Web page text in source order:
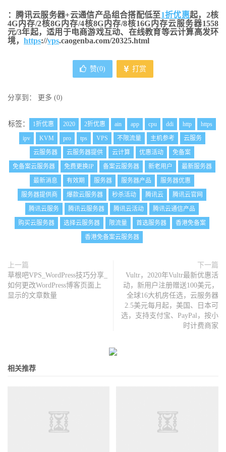
：腾讯云服务器+云通信产品组合搭配低至1折优惠起，2核
4G内存/2核8G内存/4核8G内存/8核16G内存云服务器1558
元/3年起，适用于电商游戏互动、在线教育等云计算高发环
境， https://vps.caogenba.com/20325.html
赞(0) 打赏
分享到： 更多 (0)
标签： 1折优惠 2020 2折优惠 ain app cpu ddi http
https
ipv
KVM pro tps VPS 不限流量 主机参考
云服务
云服务器
云服务器提供 云计算 优惠活动
免备案
免备案云服务器
免费更换IP 备案云服务器 新老用户
最新服务器
最新消息
有效期 服务器 服务器产品
服务器优惠
服务器提供商
爆款云服务器 秒杀活动 腾讯云
腾讯云官网
腾讯云服务
腾讯云服务器 腾讯云活动
腾讯云通信产品
购买云服务器
选择云服务器 限流量 首选服务器
香港免备案
香港免备案云服务器
上一篇
草根吧VPS_WordPress技巧分享_
如何更改WordPress博客页面上
显示的文章数量
下一篇
Vultr，2020年Vultr最新优惠活
动，新用户注册赠送100美元，
全球16大机房任选，云服务器
2.5美元每月起，美国、日本可
选，支持支付宝、PayPal，按小
时计费商家
相关推荐